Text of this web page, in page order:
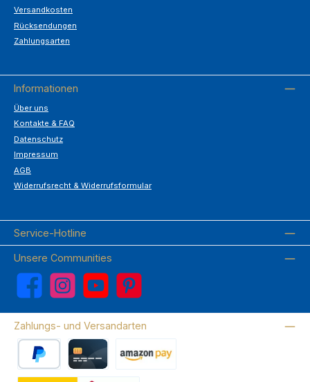
Versandkosten
Rücksendungen
Zahlungsarten
Informationen
Über uns
Kontakte & FAQ
Datenschutz
Impressum
AGB
Widerrufsrecht & Widerrufsformular
Service-Hotline
Unsere Communities
Facebook Instagram YouTube Pinterest
Zahlungs- und Versandarten